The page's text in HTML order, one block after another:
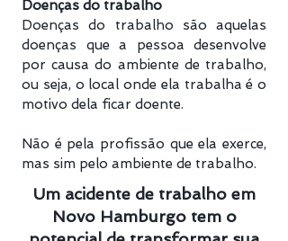
Doenças do trabalho
Doenças do trabalho são aquelas
doenças que a pessoa desenvolve
por causa do ambiente de trabalho,
ou seja, o local onde ela trabalha é o
motivo dela ficar doente.
Não é pela profissão que ela exerce,
mas sim pelo ambiente de trabalho.
Um acidente de trabalho em
Novo Hamburgo tem o